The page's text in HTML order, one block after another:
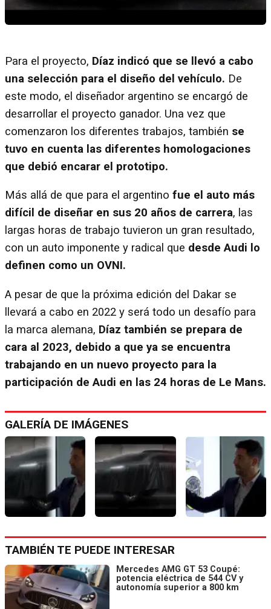
Para el proyecto, Díaz indicó que se llevó a cabo
una selección para el diseño del vehículo. De
este modo, el diseñador argentino se encargó de
desarrollar el proyecto ganador. Una vez que
comenzaron los diferentes trabajos, también se
tuvo en cuenta las diferentes homologaciones
que debió encarar el prototipo.
Más allá de que para el argentino fue el auto más
difícil de diseñar en sus 20 años de carrera, las
largas horas de trabajo tuvieron un gran resultado,
con un auto imponente y radical que desde Audi lo
definen como un OVNI.
A pesar de que la próxima edición del Dakar se
llevará a cabo en 2022 y será todo un desafío para
la marca alemana, Díaz también se prepara de
cara al 2023, debido a que ya se encuentra
trabajando en un nuevo proyecto para la
participación de Audi en las 24 horas de Le Mans.
GALERÍA DE IMÁGENES
TAMBIÉN TE PUEDE INTERESAR
Mercedes AMG GT 53 Coupé:
potencia eléctrica de 544 CV y
autonomía superior a 800 km